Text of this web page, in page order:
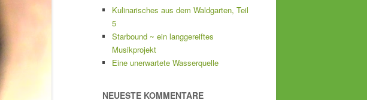
Kulinarisches aus dem Waldgarten, Teil
5
Starbound ~ ein langgereiftes
Musikprojekt
Eine unerwartete Wasserquelle
NEUESTE KOMMENTARE